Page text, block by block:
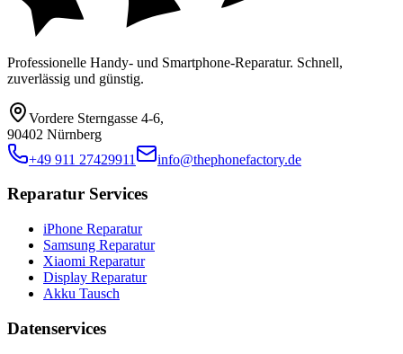
Professionelle Handy- und Smartphone-Reparatur. Schnell,
zuverlässig und günstig.
Vordere Sterngasse 4-6,
90402 Nürnberg
+49 911 27429911
info@thephonefactory.de
Reparatur Services
iPhone Reparatur
Samsung Reparatur
Xiaomi Reparatur
Display Reparatur
Akku Tausch
Datenservices